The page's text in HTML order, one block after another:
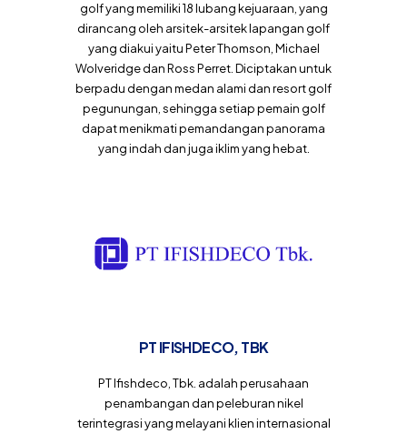
golf yang memiliki 18 lubang kejuaraan, yang
dirancang oleh arsitek-arsitek lapangan golf
yang diakui yaitu Peter Thomson, Michael
Wolveridge dan Ross Perret. Diciptakan untuk
berpadu dengan medan alami dan resort golf
pegunungan, sehingga setiap pemain golf
dapat menikmati pemandangan panorama
yang indah dan juga iklim yang hebat.
PT IFISHDECO, TBK
PT Ifishdeco, Tbk. adalah perusahaan
penambangan dan peleburan nikel
terintegrasi yang melayani klien internasional